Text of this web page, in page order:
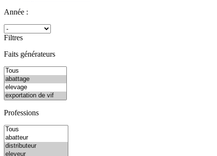
Année :
Filtres
Faits générateurs
Professions